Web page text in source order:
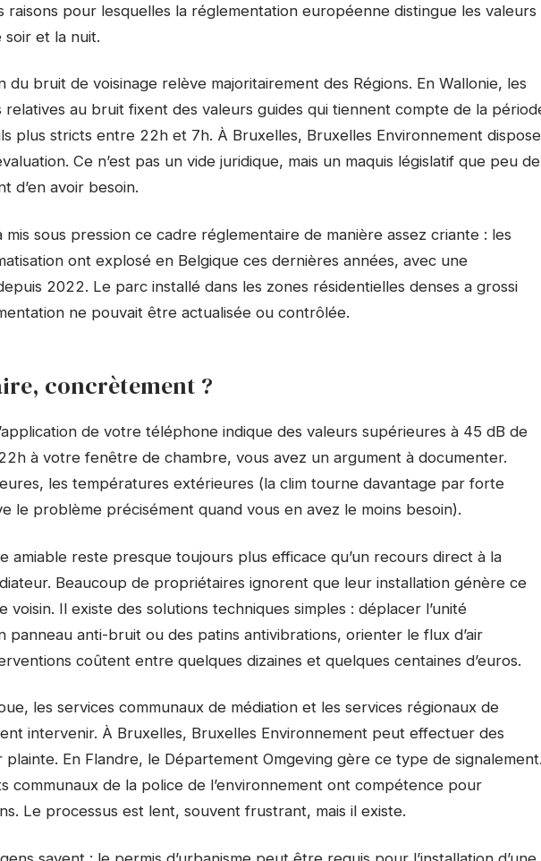
raisons pour lesquelles la réglementation européenne distingue les valeurs
soir et la nuit.
du bruit de voisinage relève majoritairement des Régions. En Wallonie, les
relatives au bruit fixent des valeurs guides qui tiennent compte de la
plus stricts entre 22h et 7h. À Bruxelles, Bruxelles Environnement dispose
Ce n’est pas un vide juridique, mais un maquis législatif que peu de
d’en avoir besoin.
sous pression ce cadre réglementaire de manière assez criante : les
ont explosé en Belgique ces dernières années, avec une
2022. Le parc installé dans les zones résidentielles denses a grossi
ne pouvait être actualisée ou contrôlée.
concrètement ?
de votre téléphone indique des valeurs supérieures à 45 dB de
à votre fenêtre de chambre, vous avez un argument à documenter.
les températures extérieures (la clim tourne davantage par forte
le problème précisément quand vous en avez le moins besoin).
amiable reste presque toujours plus efficace qu’un recours direct à la
Beaucoup de propriétaires ignorent que leur installation génère ce
voisin. Il existe des solutions techniques simples : déplacer l’unité
panneau anti-bruit ou des patins antivibrations, orienter le flux d’air
coûtent entre quelques dizaines et quelques centaines d’euros.
les services communaux de médiation et les services régionaux de
intervenir. À Bruxelles, Bruxelles Environnement peut effectuer des
plainte. En Flandre, le Département Omgeving gère ce type de
communaux de la police de l’environnement ont compétence pour
Le processus est lent, souvent frustrant, mais il existe.